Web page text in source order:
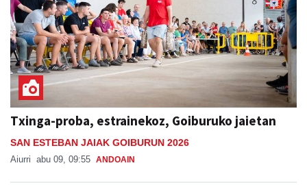
Txinga-proba, estrainekoz, Goiburuko jaietan
SAN ESTEBAN JAIAK GOIBURUN 2026
Aiurri abu 09, 09:55 ANDOAIN